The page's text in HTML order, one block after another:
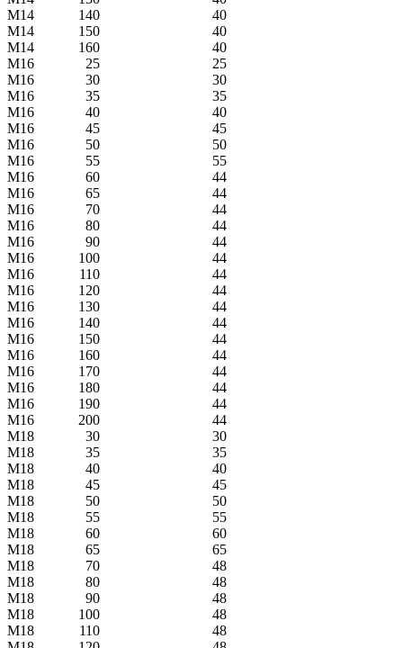
М14
140
40
М14
150
40
М14
160
40
M16
25
25
M16
30
30
M16
35
35
M16
40
40
M16
45
45
M16
50
50
M16
55
55
M16
60
44
M16
65
44
M16
70
44
M16
80
44
M16
90
44
M16
100
44
M16
110
44
M16
120
44
M16
130
44
M16
140
44
M16
150
44
M16
160
44
M16
170
44
M16
180
44
M16
190
44
M16
200
44
M18
30
30
M18
35
35
M18
40
40
M18
45
45
M18
50
50
M18
55
55
M18
60
60
M18
65
65
M18
70
48
M18
80
48
M18
90
48
M18
100
48
M18
110
48